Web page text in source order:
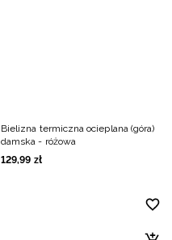
Bielizna termiczna ocieplana (góra)
damska - różowa
129,99 zł